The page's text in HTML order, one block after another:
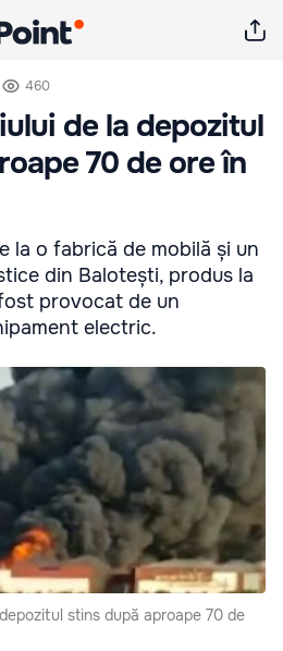
460
de la depozitul
70 de ore în
la o fabrică de mobilă și un
din Balotești, produs la
provocat de un
electric.
stins după aproape 70 de